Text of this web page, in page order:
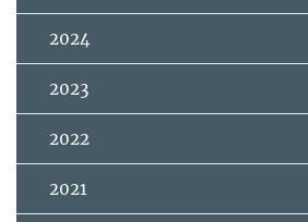
2024
2023
2022
2021